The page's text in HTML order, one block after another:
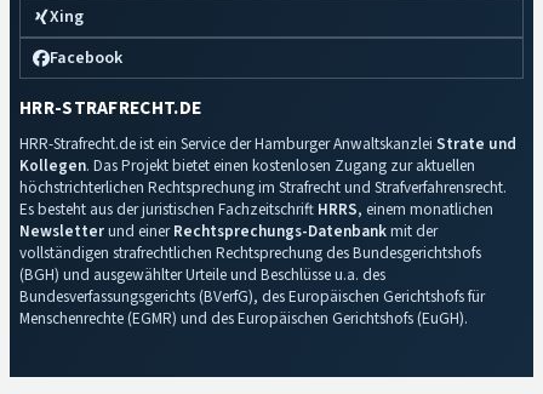
Xing
Facebook
HRR-STRAFRECHT.DE
HRR-Strafrecht.de ist ein Service der Hamburger Anwaltskanzlei Strate und
Kollegen. Das Projekt bietet einen kostenlosen Zugang zur aktuellen
höchstrichterlichen Rechtsprechung im Strafrecht und Strafverfahrensrecht.
Es besteht aus der juristischen Fachzeitschrift HRRS, einem monatlichen
Newsletterund einerRechtsprechungs-Datenbankmit der
vollständigen strafrechtlichen Rechtsprechung des Bundesgerichtshofs
(BGH) und ausgewählter Urteile und Beschlüsse u.a. des
Bundesverfassungsgerichts (BVerfG), des Europäischen Gerichtshofs für
Menschenrechte (EGMR) und des Europäischen Gerichtshofs (EuGH).